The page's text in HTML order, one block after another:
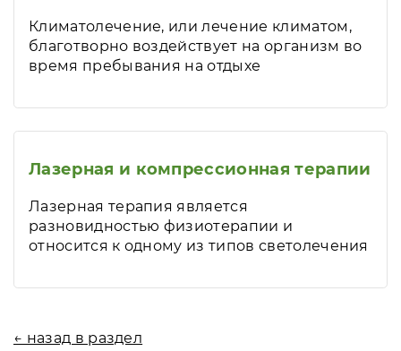
Климатолечение, или лечение климатом,
благотворно воздействует на организм во
время пребывания на отдыхе
Лазерная и компрессионная терапии
Лазерная терапия является
разновидностью физиотерапии и
относится к одному из типов светолечения
← назад в раздел